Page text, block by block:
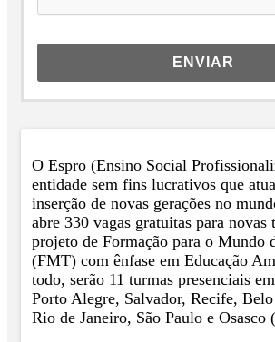
ENVIAR
O Espro (Ensino Social
entidade sem fins lucrativos que
inserção de novas gerações no
abre 330 vagas gratuitas para novas
projeto de Formação para o Mundo
(FMT) com ênfase em Educação
todo, serão 11 turmas presenciais
Porto Alegre, Salvador, Recife,
Rio de Janeiro, São Paulo e Osasco